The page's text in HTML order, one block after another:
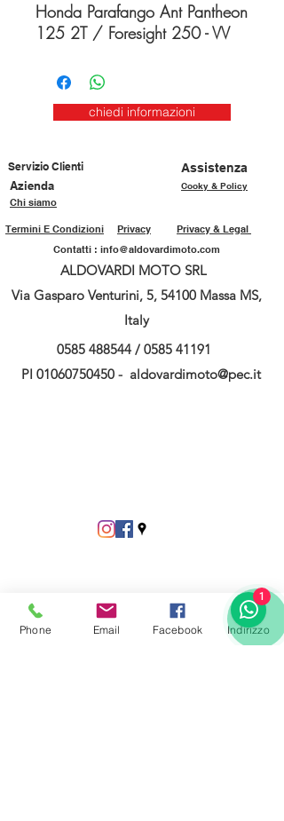
Honda Parafango Ant Pantheon
125 2T / Foresight 250 - VV
chiedi informazioni
Servizio Clienti
Assistenza
Azienda
Cooky & Policy
Chi siamo
Privacy & Legal
Privacy
Termini E Condizioni
Contatti : info@aldovardimoto.com
ALDOVARDI MOTO SRL
Via Gasparo Venturini, 5, 54100 Massa MS,
Italy
0585 488544 / 0585 41191
PI 01060750450 - aldovardimoto@pec.it
Phone Email Facebook Indirizzo
1